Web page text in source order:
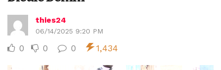
thies24
06/14/2025 9:20 PM
0 0 0 1,434